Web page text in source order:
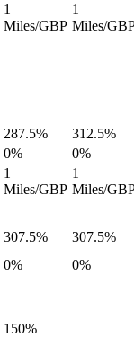
1
Miles/GBP
1
Miles/
287.5%
312.5%
0%
0%
1
Miles/GBP
1
Miles/
307.5%
307.5%
0%
0%
150%